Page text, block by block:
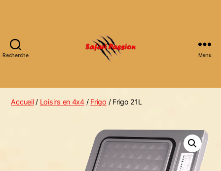
Recherche Menu
Accueil/ Loisirs en 4x4/ Frigo / Frigo 21L